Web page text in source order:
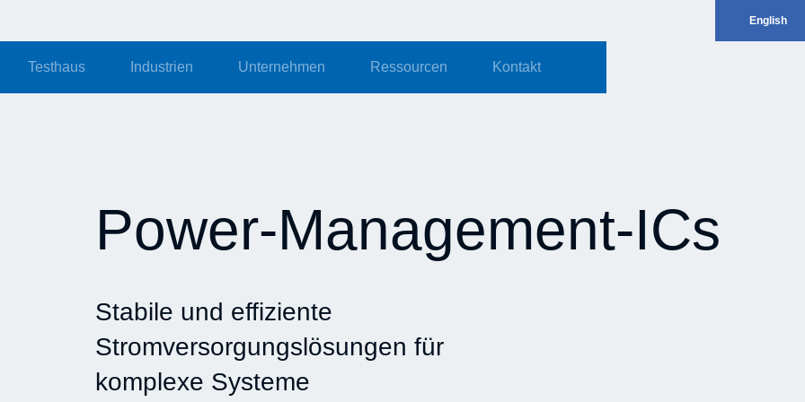
English
Testhaus Industrien Unternehmen Ressourcen Kontakt
Power-Management-ICs
Stabile und effiziente
Stromversorgungslösungen für
komplexe Systeme